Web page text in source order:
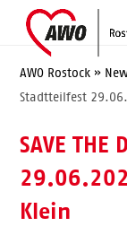
content
Open
mobile
menu
Close
mobile
menu
AWO Rostock »
Stadtteilfest
SAVE
Klein